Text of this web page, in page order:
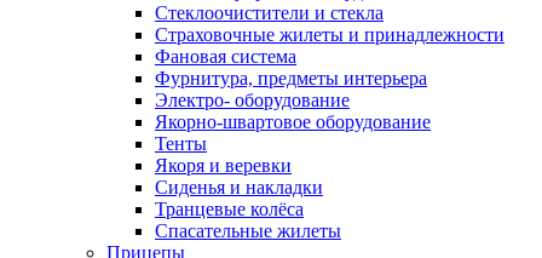
Стеклоочистители и стекла
Страховочные жилеты и принадлежности
Фановая система
Фурнитура, предметы интерьера
Электро- оборудование
Якорно-швартовое оборудование
Тенты
Якоря и веревки
Сиденья и накладки
Транцевые колёса
Спасательные жилеты
Прицепы